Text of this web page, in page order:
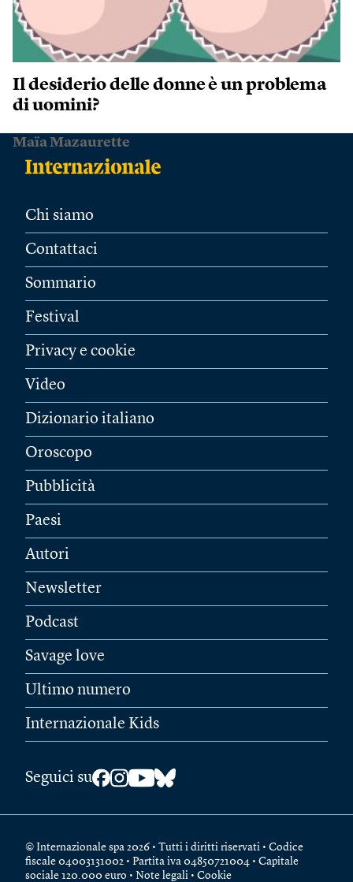
Il desiderio delle donne è un problema
di uomini?
Maïa Mazaurette
Chi siamo
Contattaci
Sommario
Festival
Privacy e cookie
Video
Dizionario italiano
Oroscopo
Pubblicità
Paesi
Autori
Newsletter
Podcast
Savage love
Ultimo numero
Internazionale Kids
Seguici su
© Internazionale spa 2026 • Tutti i diritti riservati • Codice
fiscale 04003131002 • Partita iva 04850721004 • Capitale
sociale 120.000 euro • Note legali • Cookie